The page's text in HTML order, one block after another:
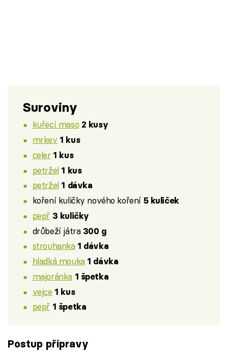
Suroviny
kuřecí maso 2 kusy
mrkev 1 kus
celer 1 kus
petržel 1 kus
petržel 1 dávka
koření kuličky nového koření 5 kuliček
pepř 3 kuličky
drůbeží játra 300 g
strouhanka 1 dávka
hladká mouka 1 dávka
majoránka 1 špetka
vejce 1 kus
pepř 1 špetka
Postup přípravy